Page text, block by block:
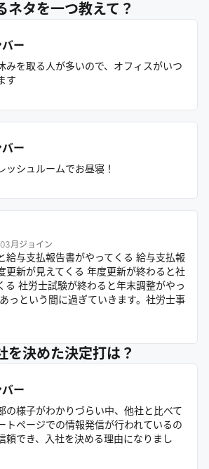
ネタを一つ教えて？
ー
みを取る人が多いので、オフィスがいつ
す
ー
ッシュルームでお昼寝！
月ジョイン
給与支払報告書がやってくる 給与支払報
更新が見えてくる 年度更新が終わると社
る 社労士試験が終わると年末調整がやっ
っという間に過ぎていきます。社労士事
を決めた決定打は？
ー
の様子がわかりづらい中、他社と比べて
トページでの情報発信が行われているの
頼でき、入社を決める理由になりまし